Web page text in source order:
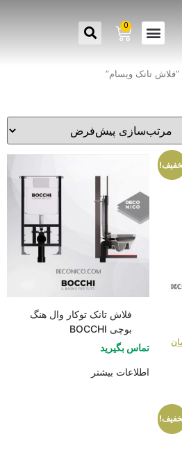
0
تانک ویسام”
فلاش تانک توکار وال هنگ
بوچی BOCCHI
تماس بگیرید
اطلاعات بیشتر